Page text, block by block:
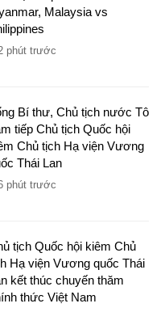
Malaysia vs
phút trước
Bí thư, Chủ tịch nước Tô
tiếp Chủ tịch Quốc hội
Chủ tịch Hạ viện Vương
Thái Lan
phút trước
tịch Quốc hội kiêm Chủ
Hạ viện Vương quốc Thái
kết thúc chuyến thăm
thức Việt Nam